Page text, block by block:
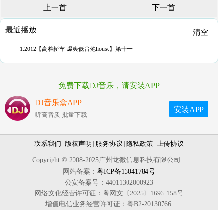
上一首 下一首
最近播放 清空
1.2012【高档轿车 爆爽低音炮house】第十一
免费下载DJ音乐，请安装APP
DJ音乐盒APP
听高音质 批量下载
安装APP
联系我们 版权声明 服务协议 隐私政策 上传协议
Copyright © 2008-2025广州龙微信息科技有限公司
网站备案： 粤ICP备13041784号
公安备案号：44011302000923
网络文化经营许可证：粤网文〔2025〕1693-158号
增值电信业务经营许可证：粤B2-20130766